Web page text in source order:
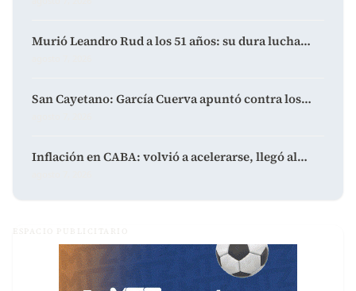
Murió Leandro Rud a los 51 años: su dura lucha…
San Cayetano: García Cuerva apuntó contra los…
Inflación en CABA: volvió a acelerarse, llegó al…
ESPACIO PUBLICITARIO